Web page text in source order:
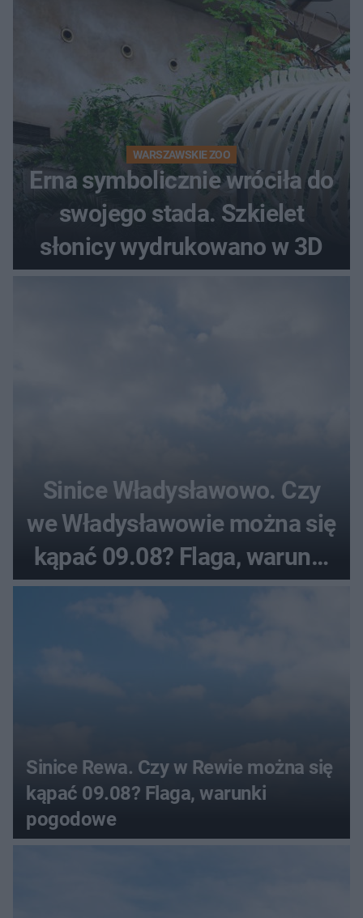
WARSZAWSKIE ZOO
Erna symbolicznie wróciła do
swojego stada. Szkielet
słonicy wydrukowano w 3D
Sinice Władysławowo. Czy
we Władysławowie można się
kąpać 09.08? Flaga, warunki
pogodowe
Sinice Rewa. Czy w Rewie można się
kąpać 09.08? Flaga, warunki
pogodowe